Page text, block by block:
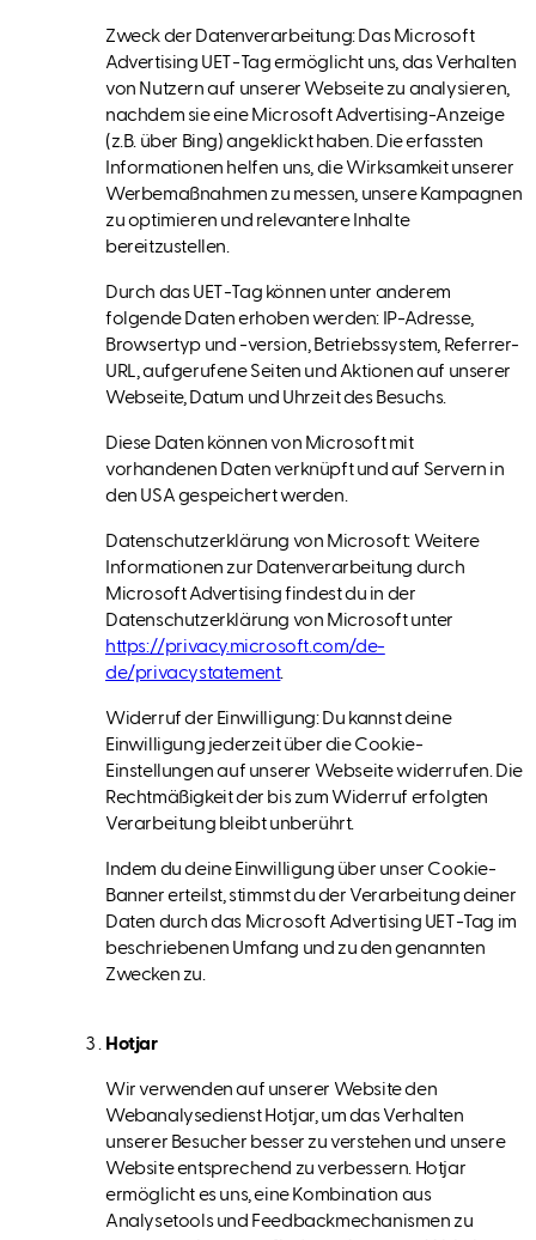
Zweck der Datenverarbeitung: Das Microsoft
Advertising UET-Tag ermöglicht uns, das Verhalten
von Nutzern auf unserer Webseite zu analysieren,
nachdem sie eine Microsoft Advertising-Anzeige
(z.B. über Bing) angeklickt haben. Die erfassten
Informationen helfen uns, die Wirksamkeit unserer
Werbemaßnahmen zu messen, unsere Kampagnen
zu optimieren und relevantere Inhalte
bereitzustellen.
Durch das UET-Tag können unter anderem
folgende Daten erhoben werden: IP-Adresse,
Browsertyp und -version, Betriebssystem, Referrer-
URL, aufgerufene Seiten und Aktionen auf unserer
Webseite, Datum und Uhrzeit des Besuchs.
Diese Daten können von Microsoft mit
vorhandenen Daten verknüpft und auf Servern in
den USA gespeichert werden.
Datenschutzerklärung von Microsoft: Weitere
Informationen zur Datenverarbeitung durch
Microsoft Advertising findest du in der
Datenschutzerklärung von Microsoft unter
https://privacy.microsoft.com/de-
de/privacystatement.
Widerruf der Einwilligung: Du kannst deine
Einwilligung jederzeit über die Cookie-
Einstellungen auf unserer Webseite widerrufen. Die
Rechtmäßigkeit der bis zum Widerruf erfolgten
Verarbeitung bleibt unberührt.
Indem du deine Einwilligung über unser Cookie-
Banner erteilst, stimmst du der Verarbeitung deiner
Daten durch das Microsoft Advertising UET-Tag im
beschriebenen Umfang und zu den genannten
Zwecken zu.
Hotjar
Wir verwenden auf unserer Website den
Webanalysedienst Hotjar, um das Verhalten
unserer Besucher besser zu verstehen und unsere
Website entsprechend zu verbessern. Hotjar
ermöglicht es uns, eine Kombination aus
Analysetools und Feedbackmechanismen zu